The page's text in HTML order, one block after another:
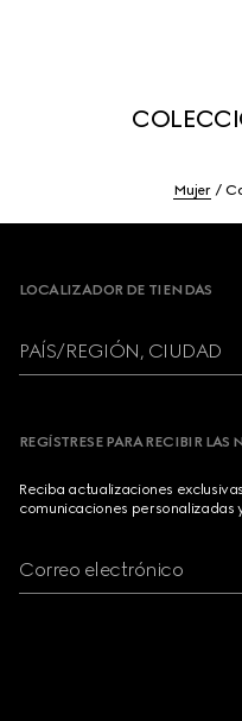
Mujer
LOCALIZADOR DE TIENDAS
PAÍS/REGIÓN, CIUDAD
REGÍSTRESE PARA RECIBIR
Reciba actualizaciones
comunicaciones personalizadas
Correo electrónico